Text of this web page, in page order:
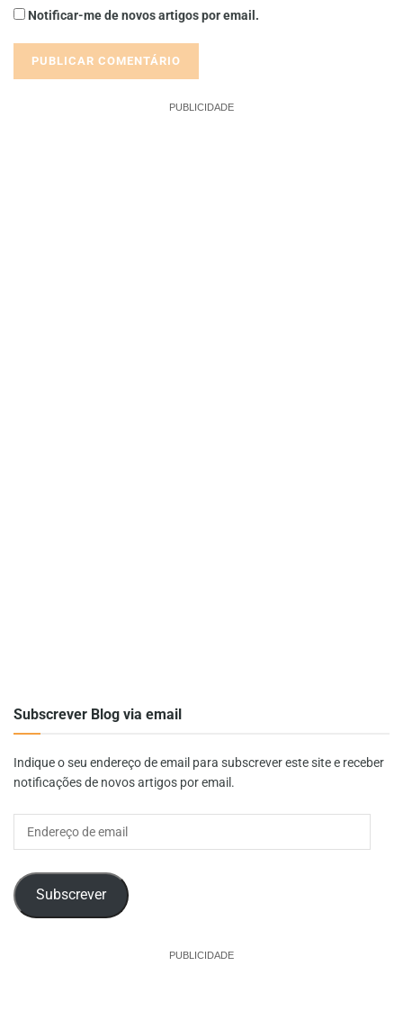
Notificar-me de novos artigos por email.
PUBLICIDADE
Subscrever Blog via email
Indique o seu endereço de email para subscrever este site e receber
notificações de novos artigos por email.
Endereço
Subscrever
PUBLICIDADE